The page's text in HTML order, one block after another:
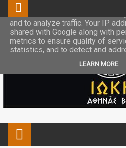
This site uses cookies from
and to analyze traffic. Your IP
shared with Google along with
metrics to ensure quality of
statistics, and to detect and
LEARN MORE